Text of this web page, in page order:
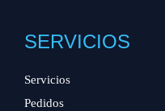
SERVICIOS
Servicios
Pedidos